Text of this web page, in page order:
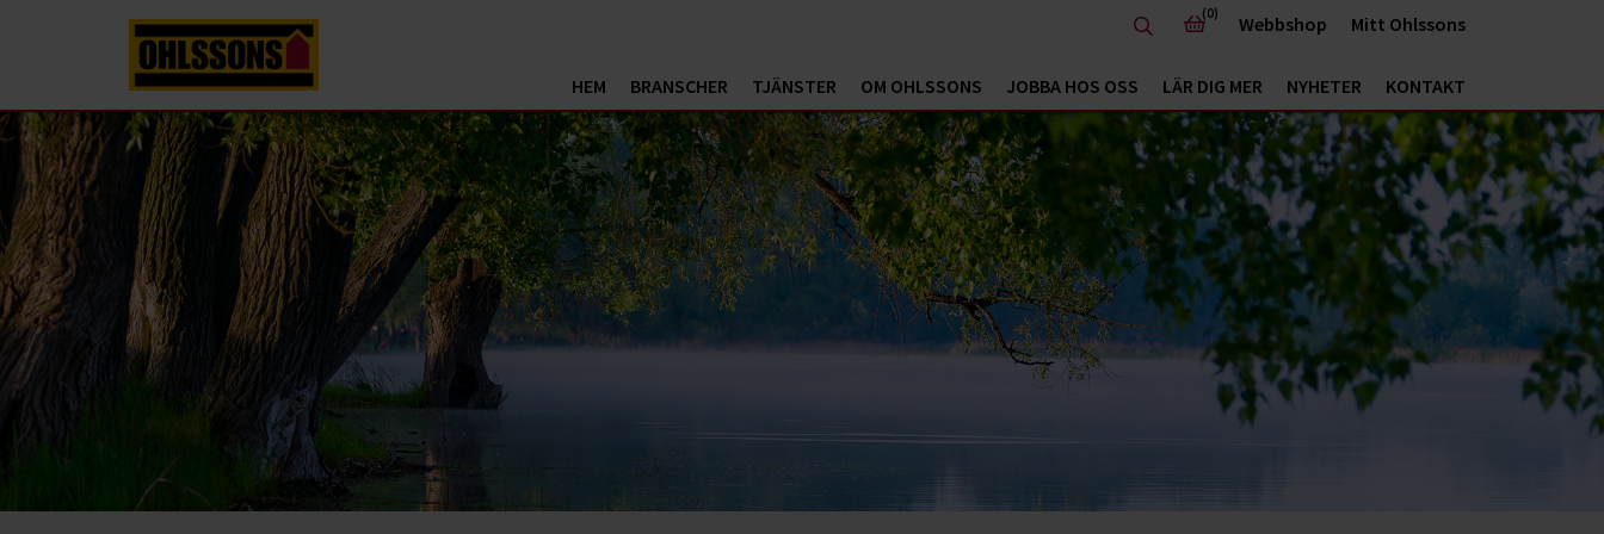
HEM BRANSCHER TJÄNSTER OM OHLSSONS JOBBA HOS OSS LÄR DIG MER NYHETER KONTAKT
(0) Webbshop Mitt Ohlssons